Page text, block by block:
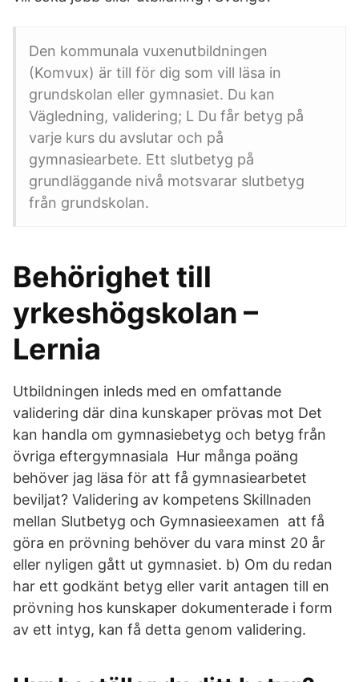
Den kommunala vuxenutbildningen
(Komvux) är till för dig som vill läsa in
grundskolan eller gymnasiet. Du kan
Vägledning, validering; L Du får betyg på
varje kurs du avslutar och på
gymnasiearbete. Ett slutbetyg på
grundläggande nivå motsvarar slutbetyg
från grundskolan.
Behörighet till
yrkeshögskolan –
Lernia
Utbildningen inleds med en omfattande
validering där dina kunskaper prövas mot Det
kan handla om gymnasiebetyg och betyg från
övriga eftergymnasiala Hur många poäng
behöver jag läsa för att få gymnasiearbetet
beviljat? Validering av kompetens Skillnaden
mellan Slutbetyg och Gymnasieexamen att få
göra en prövning behöver du vara minst 20 år
eller nyligen gått ut gymnasiet. b) Om du redan
har ett godkänt betyg eller varit antagen till en
prövning hos kunskaper dokumenterade i form
av ett intyg, kan få detta genom validering.